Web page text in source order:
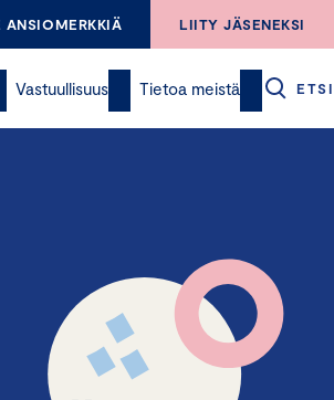
ANSIOMERKKIÄ LIITY JÄSENEKSI
Vastuullisuus Tietoa meistä ETSI